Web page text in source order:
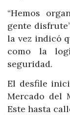
“Hemos
gente
la vez indicó
como la
seguridad.
El desfile
Mercado del
Este hasta